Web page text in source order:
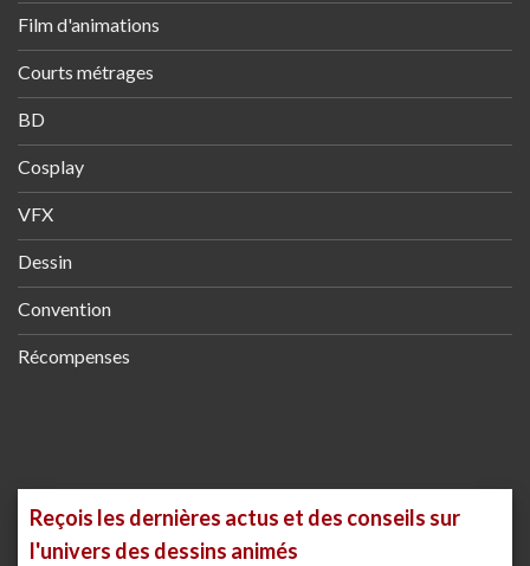
Film d'animations
Courts métrages
BD
Cosplay
VFX
Dessin
Convention
Récompenses
Reçois les dernières actus et des conseils sur
l'univers des dessins animés